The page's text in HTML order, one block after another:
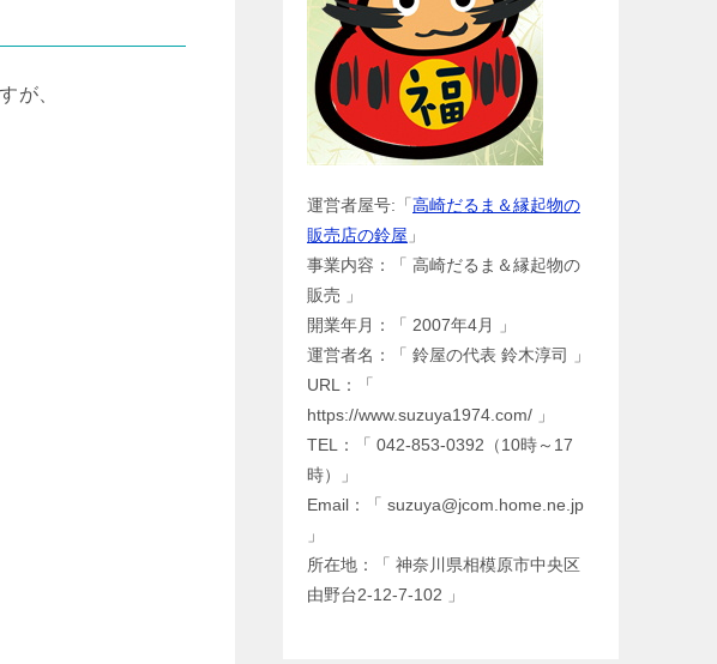
が、
運営者屋号:「 高崎だるま＆縁起物の
販売店の鈴屋 」
事業内容：「 高崎だるま＆縁起物の
販売 」
開業年月：「 2007年4月 」
運営者名：「 鈴屋の代表 鈴木淳司 」
URL：「
https://www.suzuya1974.com/ 」
TEL：「 042-853-0392（10時～17
時）」
Email：「 suzuya@jcom.home.ne.jp
」
所在地：「 神奈川県相模原市中央区
由野台2-12-7-102 」